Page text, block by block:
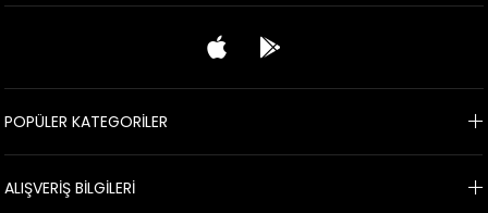
POPÜLER KATEGORİLER
ALIŞVERİŞ BİLGİLERİ